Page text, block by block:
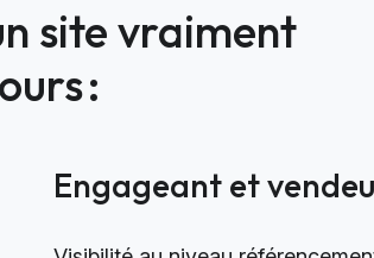
site vraiment
:
Engageant et